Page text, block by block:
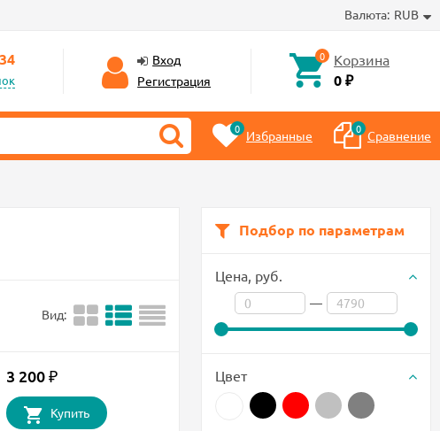
Валюта: RUB
Вход
Регистрация
0 Корзина
0 ₽
0 Избранные 0 Сравнение
Подбор по параметрам
Цена, руб.
—
Цвет
Вид:
3 200 ₽
Купить